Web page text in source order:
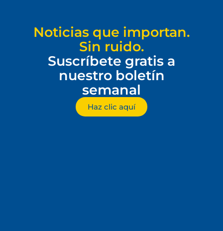
Noticias que importan.
Sin ruido.
Suscríbete gratis a
nuestro boletín
semanal
Haz clic aquí